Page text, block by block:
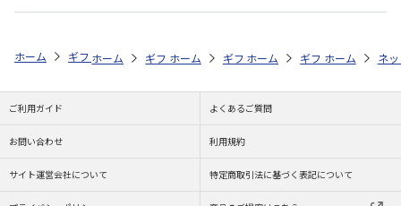
ホーム ギフトストア お中元・夏ギフト特集 2026 おつまみ・お惣菜
ホーム ギフトストア お中元・夏ギフト特集 2026
ホーム ギフトストア お中元・夏ギフト
ホーム ギフトストア お
ホーム ネ
ご利用ガイド よくあるご質問
お問い合わせ 利用規約
サイト運営会社について 特定商取引法に基づく表記について